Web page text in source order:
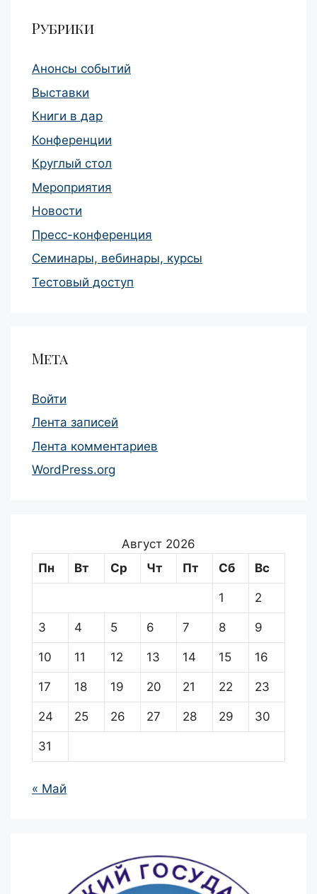
Рубрики
Анонсы событий
Выставки
Книги в дар
Конференции
Круглый стол
Мероприятия
Новости
Пресс-конференция
Семинары, вебинары, курсы
Тестовый доступ
Мета
Войти
Лента записей
Лента комментариев
WordPress.org
Август 2026
Пн
Вт Ср Чт Пт Сб Вс
1 2
3 4 5 6 7 8 9
10 11 12 13 14 15 16
17 18 19 20 21 22 23
24 25 26 27 28 29 30
31
« Май